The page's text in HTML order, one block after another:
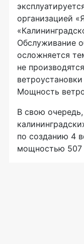
организацией
Обслуживание
осложняется
не
Мощность
В свою
по созданию 4
мощностью 507